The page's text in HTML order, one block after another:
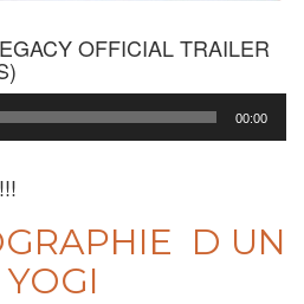
OFFICIAL TRAILER
00:00
D UN
YOGI